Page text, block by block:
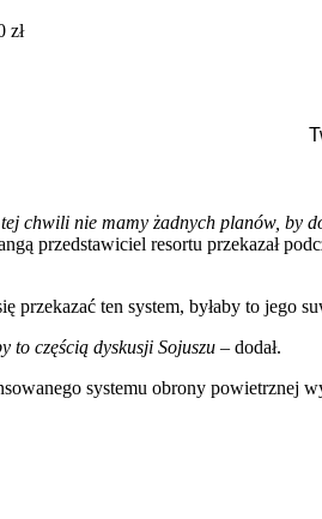
zł
chwili nie mamy żadnych planów, by
przedstawiciel resortu przekazał
przekazać ten system, byłaby to jego
to częścią dyskusji Sojuszu – dodał.
systemu obrony powietrznej